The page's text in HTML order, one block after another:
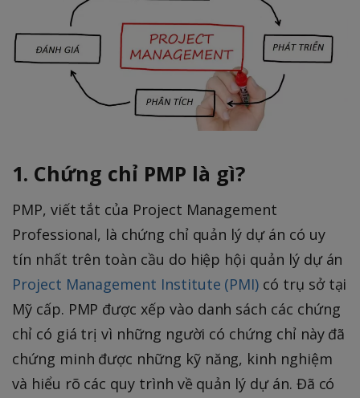
1. Chứng chỉ PMP là gì?
PMP, viết tắt của Project Management
Professional, là chứng chỉ quản lý dự án có uy
tín nhất trên toàn cầu do hiệp hội quản lý dự án
Project Management Institute (PMI) có trụ sở tại
Mỹ cấp. PMP được xếp vào danh sách các chứng
chỉ có giá trị vì những người có chứng chỉ này đã
chứng minh được những kỹ năng, kinh nghiệm
và hiểu rõ các quy trình về quản lý dự án. Đã có